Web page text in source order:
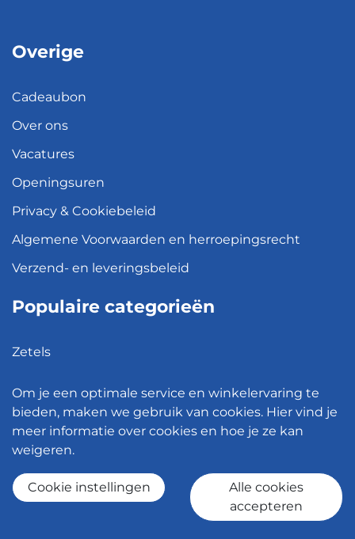
Overige
Cadeaubon
Over ons
Vacatures
Openingsuren
Privacy & Cookiebeleid
Algemene Voorwaarden en herroepingsrecht
Verzend- en leveringsbeleid
Populaire categorieën
Zetels
Hanglampen
Bureaustoelen
© 2026 - Meubelen Jonckheere -
Om je een optimale service en winkelervaring te
bieden, maken we gebruik van cookies. Hier vind je
meer informatie over cookies en hoe je ze kan
weigeren.
Cookie instellingen
Alle cookies
accepteren